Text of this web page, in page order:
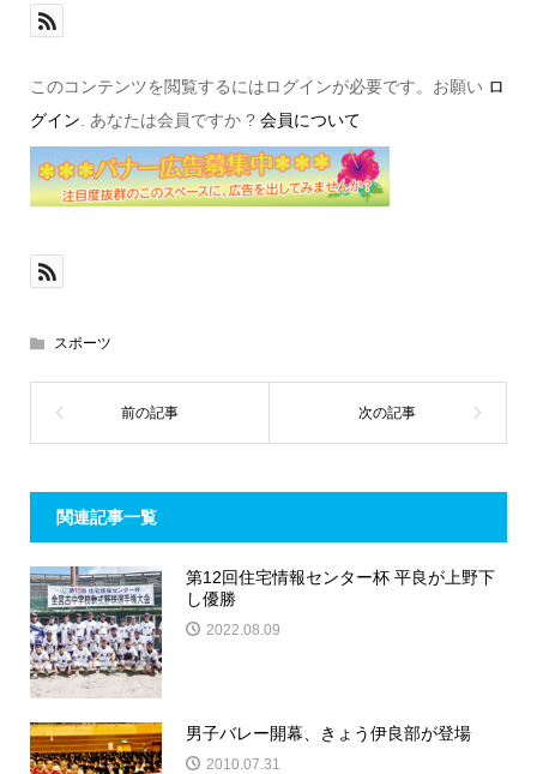
このコンテンツを閲覧するにはログインが必要です。お願い ロ
グイン . あなたは会員ですか ? 会員について
スポーツ
関連記事一覧
第12回住宅情報センター杯 平良が上野下
し優勝
2022.08.09
男子バレー開幕、きょう伊良部が登場
2010.07.31